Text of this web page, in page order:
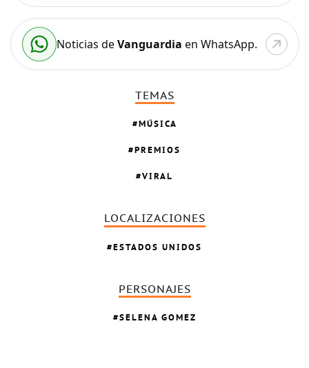
Noticias deVanguardia en WhatsApp.
TEMAS
MÚSICA
PREMIOS
VIRAL
LOCALIZACIONES
ESTADOS UNIDOS
PERSONAJES
SELENA GOMEZ